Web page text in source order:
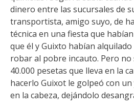
dinero entre las sucursales de
transportista, amigo suyo, de
técnica en una fiesta que
que él y Guixto habían
robar al pobre incauto. Pero
40.000 pesetas que lleva en la
hacerlo Guixot le golpeó con
en la cabeza, dejándolo